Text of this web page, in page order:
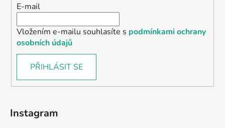
E-mail
Vložením e-mailu souhlasíte s podmínkami ochrany
osobních údajů
PŘIHLÁSIT SE
Instagram